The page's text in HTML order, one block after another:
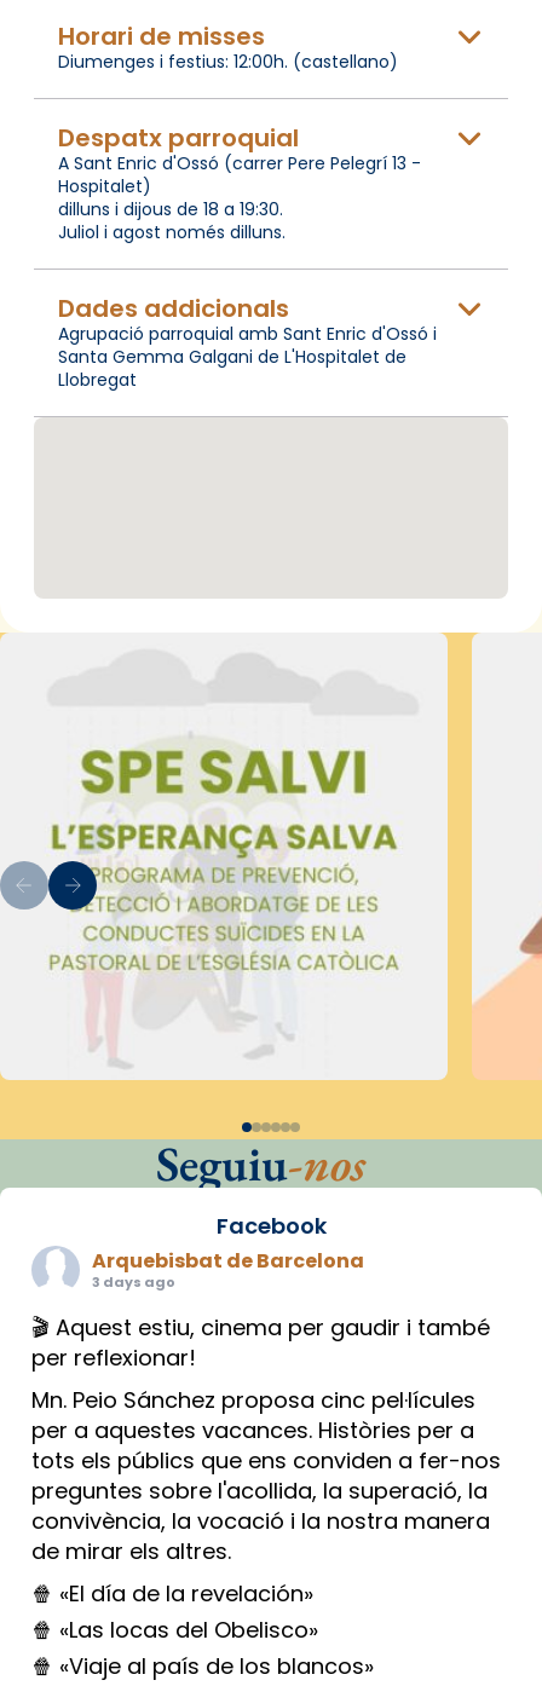
Horari de misses
Diumenges i festius: 12:00h. (castellano)
Despatx parroquial
A Sant Enric d'Ossó (carrer Pere Pelegrí 13 -
Hospitalet)
dilluns i dijous de 18 a 19:30.
Juliol i agost només dilluns.
Dades addicionals
Agrupació parroquial amb Sant Enric d'Ossó i
Santa Gemma Galgani de L'Hospitalet de
Llobregat
Seguiu-nos
Facebook
Arquebisbat de Barcelona
3 days ago
🎬 Aquest estiu, cinema per gaudir i també
per reflexionar!
Mn. Peio Sánchez proposa cinc pel·lícules
per a aquestes vacances. Històries per a
tots els públics que ens conviden a fer-nos
preguntes sobre l'acollida, la superació, la
convivència, la vocació i la nostra manera
de mirar els altres.
🍿 «El día de la revelación»
🍿 «Las locas del Obelisco»
🍿 «Viaje al país de los blancos»